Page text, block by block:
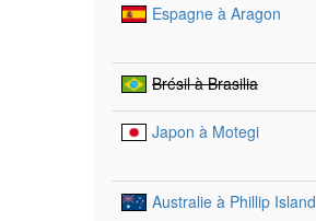
Espagne à Aragon
Brésil à Brasilia
Japon à Motegi
Australie à Phillip Island